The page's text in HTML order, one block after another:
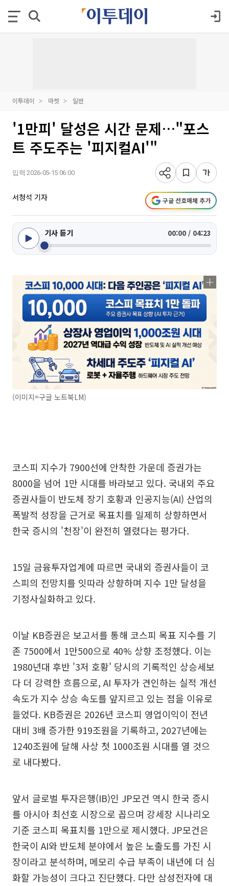
이투데이 마켓 일반
'1만피' 달성은 시간 문제…"포스
트 주도주는 '피지컬AI'"
입력 2026-05-15 06:00
서청석 기자 구글 선호매체 추가
기사 듣기 00:00 / 04:23
(이미지=구글 노트북LM)
코스피 지수가 7900선에 안착한 가운데 증권가는
8000을 넘어 1만 시대를 바라보고 있다. 국내외 주요
증권사들이 반도체 장기 호황과 인공지능(AI) 산업의
폭발적 성장을 근거로 목표치를 일제히 상향하면서
한국 증시의 '천장'이 완전히 열렸다는 평가다.
15일 금융투자업계에 따르면 국내외 증권사들이 코
스피의 전망치를 잇따라 상향하며 지수 1만 달성을
기정사실화하고 있다.
이날 KB증권은 보고서를 통해 코스피 목표 지수를 기
존 7500에서 1만500으로 40% 상향 조정했다. 이는
1980년대 후반 '3저 호황' 당시의 기록적인 상승세보
다 더 강력한 흐름으로, AI 투자가 견인하는 실적 개선
속도가 지수 상승 속도를 앞지르고 있는 점을 이유로
들었다. KB증권은 2026년 코스피 영업이익이 전년
대비 3배 증가한 919조원을 기록하고, 2027년에는
1240조원에 달해 사상 첫 1000조원 시대를 열 것으
로 내다봤다.
앞서 글로벌 투자은행(IB)인 JP모건 역시 한국 증시
를 아시아 최선호 시장으로 꼽으며 강세장 시나리오
기준 코스피 목표치를 1만으로 제시했다. JP모건은
한국이 AI와 반도체 분야에서 높은 노출도를 가진 시
장이라고 분석하며, 메모리 수급 부족이 내년에 더 심
화할 가능성이 크다고 진단했다. 다만 삼성전자에 대